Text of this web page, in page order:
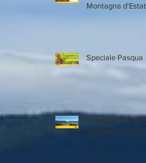
Montagna
Speciale Pasqua
Tre giorni di
Trekking e